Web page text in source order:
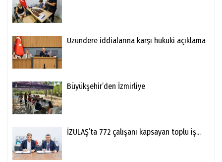
Uzundere iddialarına karşı hukuki açıklama
Büyükşehir’den İzmirliye
İZULAŞ’ta 772 çalışanı kapsayan toplu iş...